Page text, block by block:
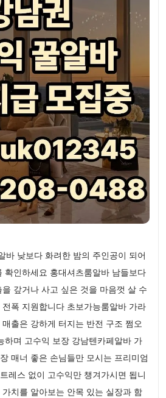
바 낮보다 화려한 밤의 주인공이 되어
확인하세요 홍대셔츠룸알바 남들보다
갚거나 사고 싶은 것을 마음껏 살 수
폭 지원합니다 초보가능룸알바 가라
출은 강하게 터지는 반전 구조 쩜오
하며 고수익 보장 강남텐카페알바 가
매너 좋은 손님들만 모시는 프리미엄
레스 없이 고수익만 챙겨가시면 됩니
치를 알아보는 안목 있는 실장과 함